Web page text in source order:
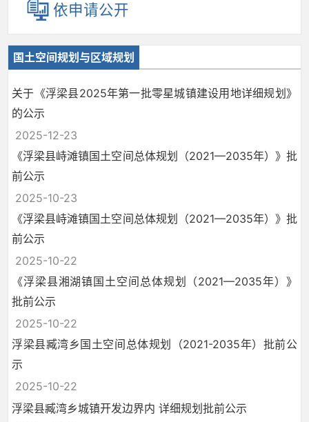
依申请公开
国土空间规划与区域规划
关于《浮梁县2025年第一批零星城镇建设用地详细规划》
的公示
2025-12-23
《浮梁县峙滩镇国土空间总体规划（2021—2035年）》批
前公示
2025-10-23
《浮梁县峙滩镇国土空间总体规划（2021—2035年）》批
前公示
2025-10-22
《浮梁县湘湖镇国土空间总体规划（2021—2035年）》
批前公示
2025-10-22
浮梁县臧湾乡国土空间总体规划（2021-2035年）批前公
示
2025-10-22
浮梁县臧湾乡城镇开发边界内 详细规划批前公示